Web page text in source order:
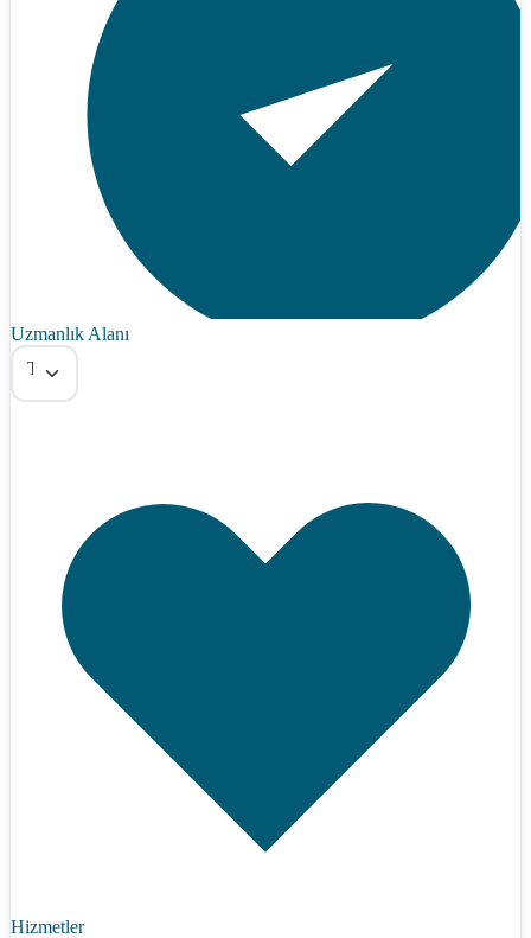
Uzmanlık Alanı
Tümü
Hizmetler